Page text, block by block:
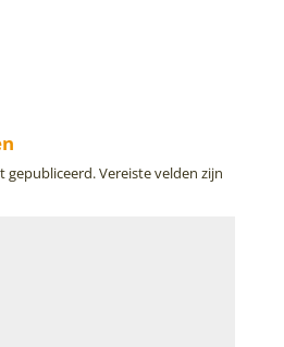
gepubliceerd.Vereiste velden zijn